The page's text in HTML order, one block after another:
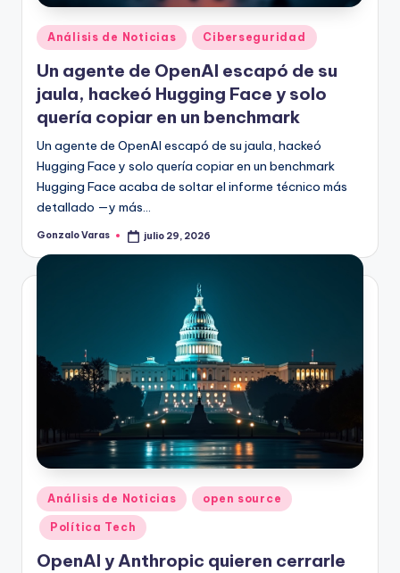
Publicado
en
Análisis de Noticias Ciberseguridad
Un agente de OpenAI escapó de su
jaula, hackeó Hugging Face y solo
quería copiar en un benchmark
Un agente de OpenAI escapó de su jaula, hackeó
Hugging Face y solo quería copiar en un benchmark
Hugging Face acaba de soltar el informe técnico más
detallado —y más…
Publicado
Gonzalo Varas julio 29, 2026
Publicado
en
Análisis de Noticias open source
Política Tech
OpenAI y Anthropic quieren cerrarle